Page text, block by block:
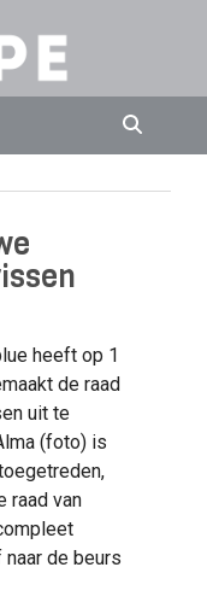
heeft op 1
de raad
uit te
(foto) is
raad van
de beurs